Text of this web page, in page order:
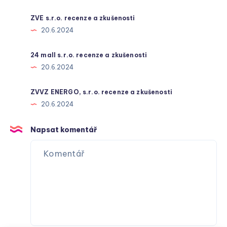
ZVE s.r.o. recenze a zkušenosti
20.6.2024
24 mall s.r.o. recenze a zkušenosti
20.6.2024
ZVVZ ENERGO, s.r.o. recenze a zkušenosti
20.6.2024
Napsat komentář